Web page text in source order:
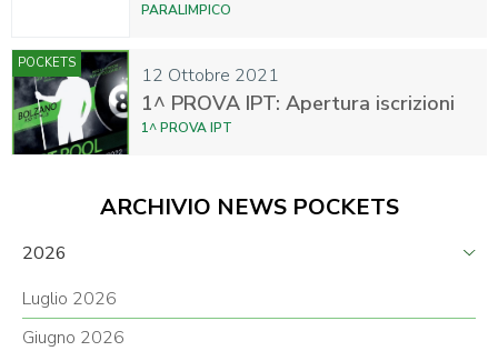
PARALIMPICO
12 Ottobre 2021
POCKETS
1^ PROVA IPT: Apertura iscrizioni
1^ PROVA IPT
ARCHIVIO NEWS POCKETS
2026
Luglio 2026
Giugno 2026